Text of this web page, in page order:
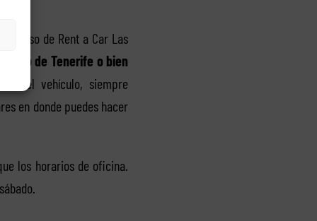
caso de Rent a Car Las
de Tenerife o bien
el vehículo, siempre
en donde puedes hacer
los horarios de oficina.